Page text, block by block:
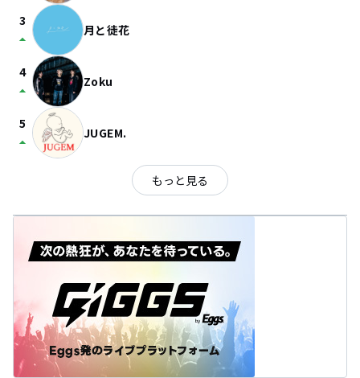
3
arrow_drop_up 月と徒花
4
arrow_drop_up Zoku
5
arrow_drop_up JUGEM.
もっと見る